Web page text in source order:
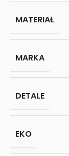
MATERIAŁ
MARKA
DETALE
EKO